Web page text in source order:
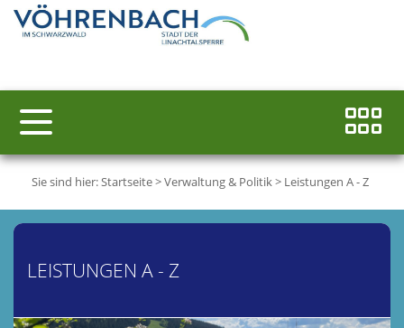
Sie sind hier:Startseite>Verwaltung & Politik> Leistungen A - Z
LEISTUNGEN A - Z